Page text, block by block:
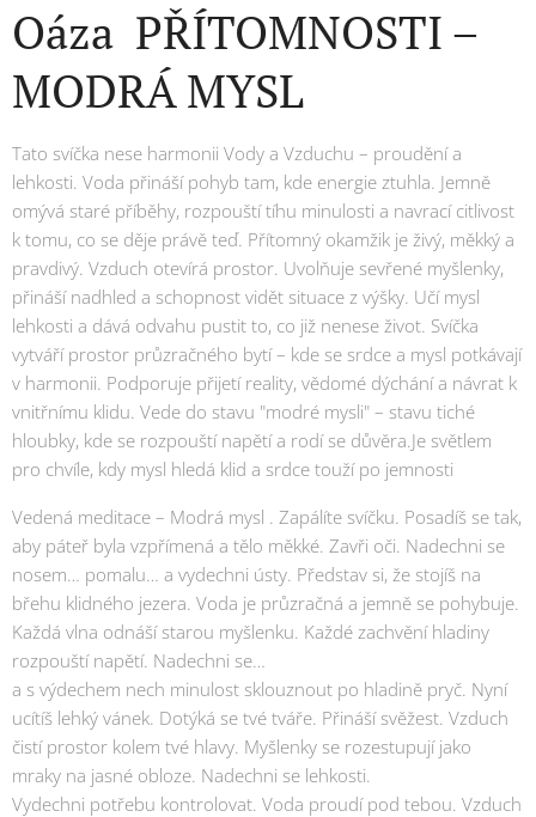
Oáza PŘÍTOMNOSTI –
MODRÁ MYSL
Tato svíčka nese harmonii Vody a Vzduchu – proudění a
lehkosti. Voda přináší pohyb tam, kde energie ztuhla. Jemně
omývá staré příběhy, rozpouští tíhu minulosti a navrací citlivost
k tomu, co se děje právě teď. Přítomný okamžik je živý, měkký a
pravdivý. Vzduch otevírá prostor. Uvolňuje sevřené myšlenky,
přináší nadhled a schopnost vidět situace z výšky. Učí mysl
lehkosti a dává odvahu pustit to, co již nenese život. Svíčka
vytváří prostor průzračného bytí – kde se srdce a mysl potkávají
v harmonii. Podporuje přijetí reality, vědomé dýchání a návrat k
vnitřnímu klidu. Vede do stavu "modré mysli" – stavu tiché
hloubky, kde se rozpouští napětí a rodí se důvěra.Je světlem
pro chvíle, kdy mysl hledá klid a srdce touží po jemnosti
Vedená meditace – Modrá mysl . Zapálíte svíčku. Posadíš se tak,
aby páteř byla vzpřímená a tělo měkké. Zavři oči. Nadechni se
nosem… pomalu… a vydechni ústy. Představ si, že stojíš na
břehu klidného jezera. Voda je průzračná a jemně se pohybuje.
Každá vlna odnáší starou myšlenku. Každé zachvění hladiny
rozpouští napětí. Nadechni se…
a s výdechem nech minulost sklouznout po hladině pryč. Nyní
ucítíš lehký vánek. Dotýká se tvé tváře. Přináší svěžest. Vzduch
čistí prostor kolem tvé hlavy. Myšlenky se rozestupují jako
mraky na jasné obloze. Nadechni se lehkosti.
Vydechni potřebu kontrolovat. Voda proudí pod tebou. Vzduch